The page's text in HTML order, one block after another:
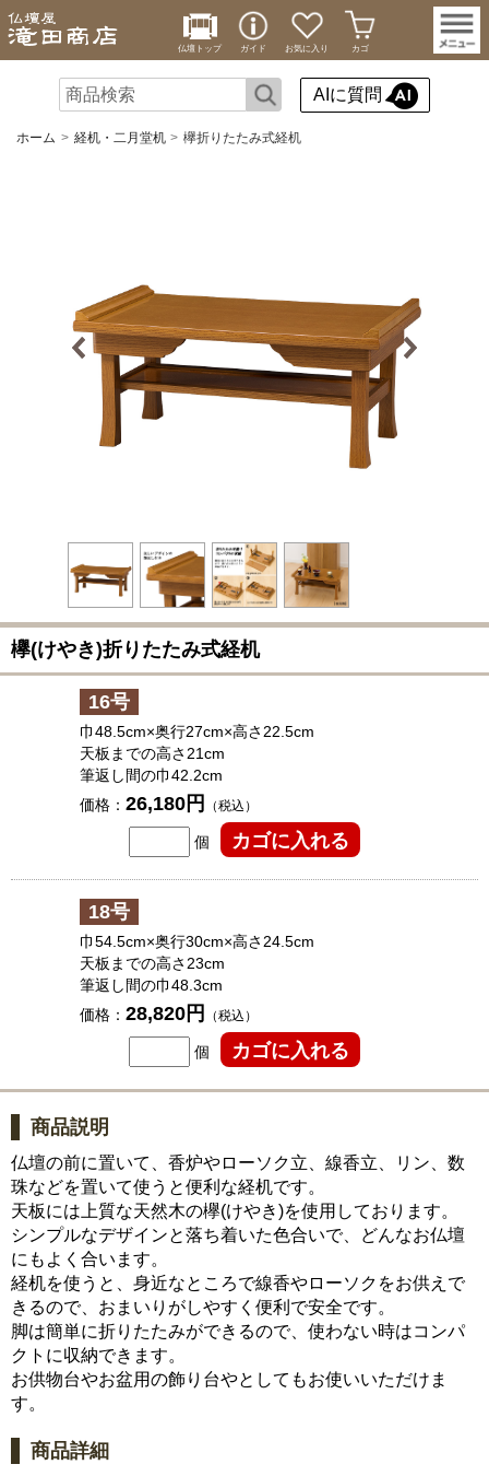
仏壇トップ ガイド お気に入り カゴ
AIに質問
ホーム 経机・二月堂机 欅折りたたみ式経机
欅(けやき)折りたたみ式経机
16号
巾48.5cm×奥行27cm×高さ22.5cm
天板までの高さ21cm
筆返し間の巾42.2cm
価格： 26,180円 （税込）
個
18号
巾54.5cm×奥行30cm×高さ24.5cm
天板までの高さ23cm
筆返し間の巾48.3cm
価格： 28,820円 （税込）
個
商品説明
仏壇の前に置いて、香炉やローソク立、線香立、リン、数
珠などを置いて使うと便利な経机です。
天板には上質な天然木の欅(けやき)を使用しております。
シンプルなデザインと落ち着いた色合いで、どんなお仏壇
にもよく合います。
経机を使うと、身近なところで線香やローソクをお供えで
きるので、おまいりがしやすく便利で安全です。
脚は簡単に折りたたみができるので、使わない時はコンパ
クトに収納できます。
お供物台やお盆用の飾り台やとしてもお使いいただけま
す。
商品詳細